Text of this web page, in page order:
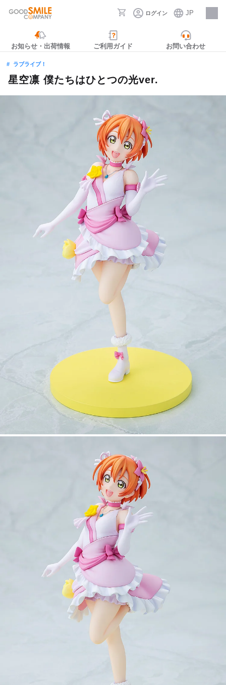
ログイン JP
採用情報
お知らせ・出荷情報 ご利用ガイド お問い合わせ
ラブライブ！
星空凛 僕たちはひとつの光ver.